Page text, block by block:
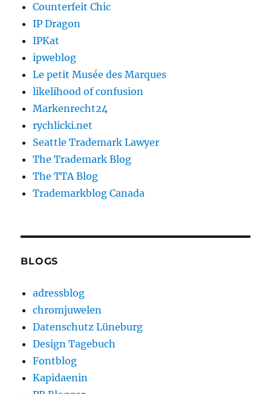
Counterfeit Chic
IP Dragon
IPKat
ipweblog
Le petit Musée des Marques
likelihood of confusion
Markenrecht24
rychlicki.net
Seattle Trademark Lawyer
The Trademark Blog
The TTA Blog
Trademarkblog Canada
BLOGS
adressblog
chromjuwelen
Datenschutz Lüneburg
Design Tagebuch
Fontblog
Kapidaenin